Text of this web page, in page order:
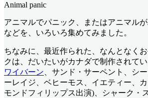
Animal panic
アニマルでパニック、またはアニマル
などを、いろいろ集めてみました。
ちなみに、最近作られた、なんとなく
クは、だいたいがカナダで制作されてい
ワイバーン 、サンド・サーペント、シ
ーレイジ、ベヒーモス、イエティー、
モンドフィリップス出演)、シャーク・